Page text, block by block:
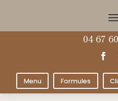
04 67
Menu Formules